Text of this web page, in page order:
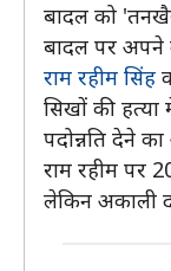
बादल को
बादल पर अपने
राम रहीम सिंह
सिखों की हत्या
पदोन्नति देने
राम रहीम पर
लेकिन अकाली